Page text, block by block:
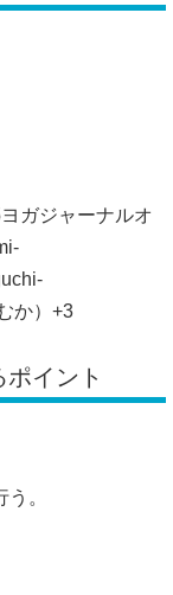
ヨガジャーナルオ
か） +3
イント
。